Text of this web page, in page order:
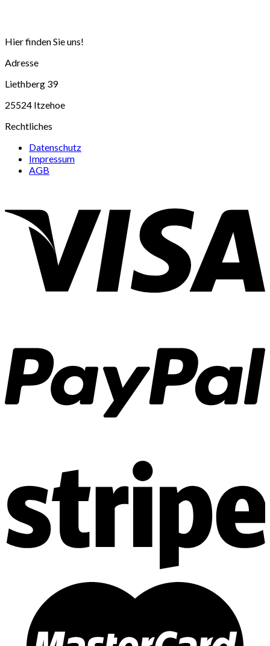
Hier finden Sie uns!
Adresse
Liethberg 39
25524 Itzehoe
Rechtliches
Datenschutz
Impressum
AGB